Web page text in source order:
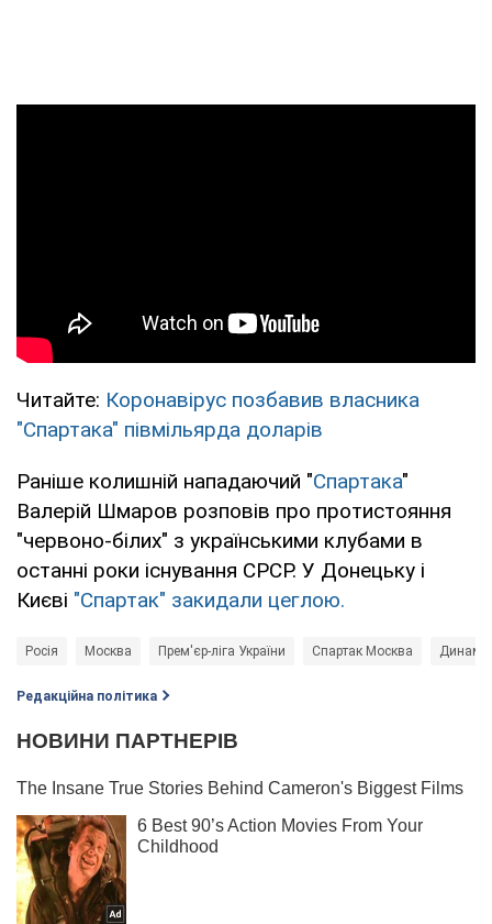
Читайте: Коронавірус позбавив власника
"Спартака" півмільярда доларів
Раніше колишній нападаючий "Спартака"
Валерій Шмаров розповів про протистояння
"червоно-білих" з українськими клубами в
останні роки існування СРСР. У Донецьку і
Києві "Спартак" закидали цеглою.
Росія Москва Прем'єр-ліга України Спартак Москва
Редакційна політика